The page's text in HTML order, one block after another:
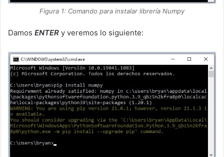
Figura 1: Comando para instalar librería Numpy
Damos ENTER y veremos lo siguiente: